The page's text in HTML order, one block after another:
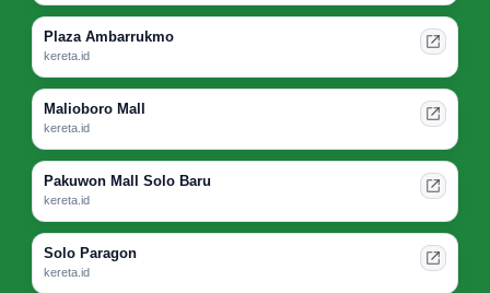
Plaza Ambarrukmo
kereta.id
Malioboro Mall
kereta.id
Pakuwon Mall Solo Baru
kereta.id
Solo Paragon
kereta.id